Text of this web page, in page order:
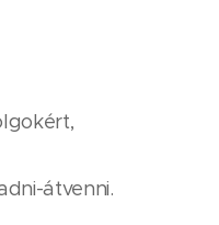
átvenni.